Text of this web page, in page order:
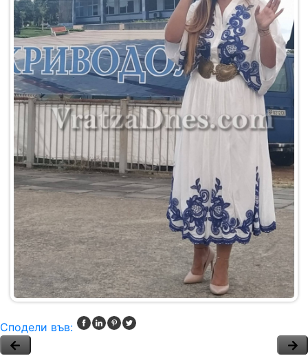
Сподели във: